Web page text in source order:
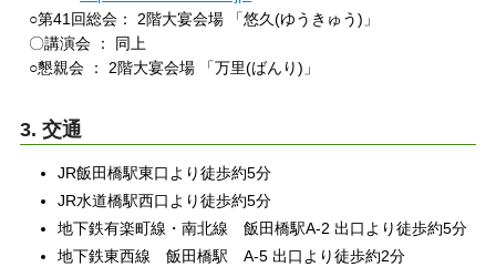
○第41回総会： 2階大宴会場 「悠久(ゆうきゅう)」
〇講演会 ： 同上
○懇親会 ： 2階大宴会場 「万里(ばんり)」
3. 交通
JR飯田橋駅東口より徒歩約5分
JR水道橋駅西口より徒歩約5分
地下鉄有楽町線・南北線 飯田橋駅A-2 出口より徒歩約5分
地下鉄東西線 飯田橋駅 A-5 出口より徒歩約2分